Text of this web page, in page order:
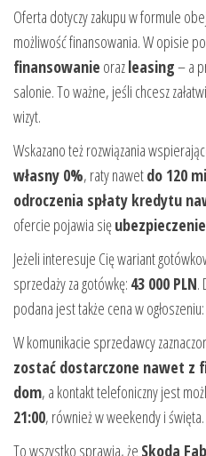
Oferta dotyczy zakupu w formule
możliwość finansowania. W opisie
finansowanie orazleasing– a
salonie. To ważne, jeśli chcesz
wizyt.
Wskazano też rozwiązania
własny 0%, raty nawetdo 120
odroczenia spłaty kredytu
ofercie pojawia się
Jeżeli interesuje Cię wariant
sprzedaży za gotówkę: 43 000 PLN.
podana jest także cena w ogłoszeniu:
W komunikacie sprzedawcy
zostać dostarczone nawet z
dom, a kontakt telefoniczny jest
21:00, również w weekendy i święta.
To wszystko sprawia, że Skoda